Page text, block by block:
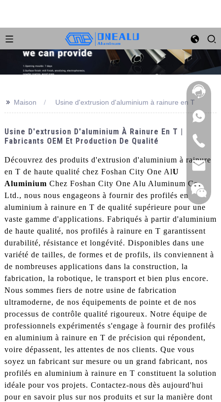
>> Maison Usine d'extrusion d'aluminium à rainure en T
Usine D'extrusion D'aluminium À Rainure En T |
Fabricants OEM Et Production De Qualité
Découvrez des produits d'extrusion d'aluminium à rainure
en T de haute qualité chez Foshan City One AlU
Aluminium Chez Foshan City One Alu Aluminum Co.,
Ltd., nous nous engageons à fournir des profilés en
aluminium à rainure en T de qualité supérieure pour une
vaste gamme d'applications. Fabriqués à partir d'aluminium
de haute qualité, nos profilés à rainure en T garantissent
durabilité, résistance et longévité. Disponibles dans une
variété de tailles, de formes et de profils, ils conviennent à
de nombreuses applications dans la construction, la
fabrication, la robotique, le transport et bien plus encore.
Nous sommes fiers de notre usine de fabrication
ultramoderne, de nos équipements de pointe et de nos
processus de contrôle qualité rigoureux. Notre équipe de
professionnels expérimentés s'engage à fournir des profilés
en aluminium à rainure en T de précision qui répondent,
voire dépassent, les attentes de nos clients. Que vous
soyez un fabricant sur mesure ou un grand fabricant, nos
profilés en aluminium à rainure en T constituent la solution
idéale pour vos projets. Contactez-nous dès aujourd'hui
pour en savoir plus sur nos produits et sur la manière dont